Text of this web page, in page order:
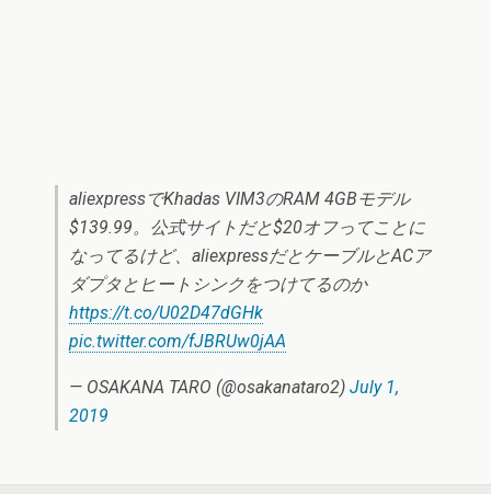
aliexpressでKhadas VIM3のRAM 4GBモデル
$139.99。公式サイトだと$20オフってことに
なってるけど、aliexpressだとケーブルとACア
ダプタとヒートシンクをつけてるのか
https://t.co/U02D47dGHk
pic.twitter.com/fJBRUw0jAA
— OSAKANA TARO (@osakanataro2) July 1,
2019